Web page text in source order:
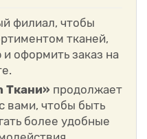
филиал, чтобы
тканей,
и оформить заказ на
Ткани» продолжает
вами, чтобы быть
более удобные